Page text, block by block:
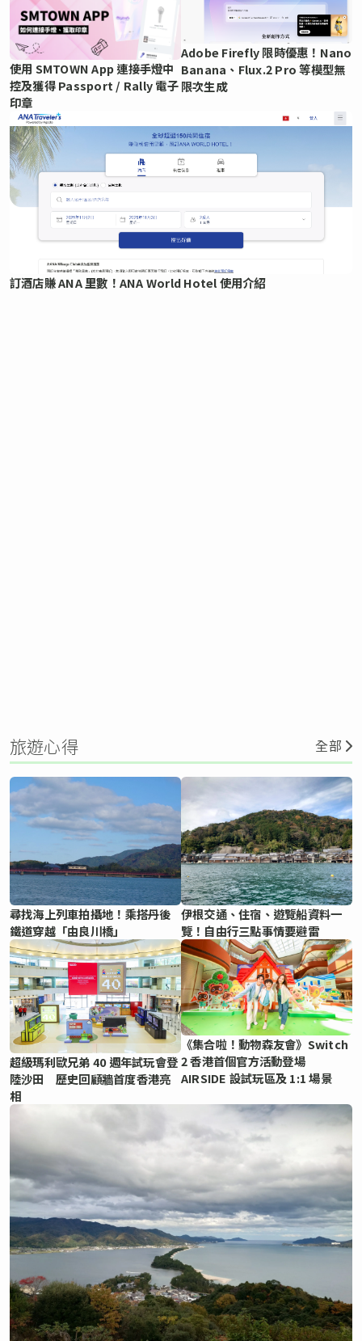
使用 SMTOWN App 連接手燈中
控及獲得 Passport / Rally 電子
印章
Adobe Firefly 限時優惠！Nano
Banana、Flux.2 Pro 等模型無
限次生成
訂酒店賺 ANA 里數！ANA World Hotel 使用介紹
旅遊心得 全部
尋找海上列車拍攝地！乘搭丹後
鐵道穿越「由良川橋」
伊根交通、住宿、遊覽船資料一
覽！自由行三點事情要避雷
超級瑪利歐兄弟 40 週年試玩會登
陸沙田 歷史回顧牆首度香港亮
相
《集合啦！動物森友會》Switch
2 香港首個官方活動登場
AIRSIDE 設試玩區及 1:1 場景